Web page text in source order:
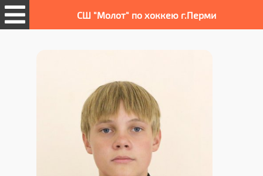
СШ "Молот" по хоккею г.Перми